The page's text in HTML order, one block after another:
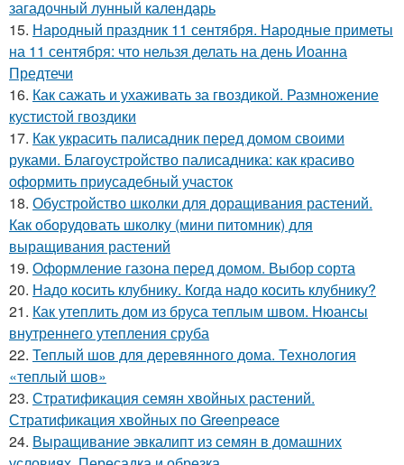
загадочный лунный календарь
15. Народный праздник 11 сентября. Народные приметы
на 11 сентября: что нельзя делать на день Иоанна
Предтечи
16. Как сажать и ухаживать за гвоздикой. Размножение
кустистой гвоздики
17. Как украсить палисадник перед домом своими
руками. Благоустройство палисадника: как красиво
оформить приусадебный участок
18. Обустройство школки для доращивания растений.
Как оборудовать школку (мини питомник) для
выращивания растений
19. Оформление газона перед домом. Выбор сорта
20. Надо косить клубнику. Когда надо косить клубнику?
21. Как утеплить дом из бруса теплым швом. Нюансы
внутреннего утепления сруба
22. Теплый шов для деревянного дома. Технология
«теплый шов»
23. Стратификация семян хвойных растений.
Стратификация хвойных по Greenpeace
24. Выращивание эвкалипт из семян в домашних